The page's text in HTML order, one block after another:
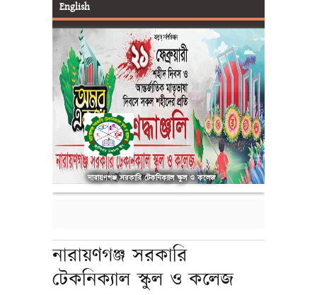
English
নারায়ণগঞ্জ সরকারি টেকনিক্যাল স্কুল ও কলেজ
আইডি কার্ড ও SMS
নারায়ণগঞ্জ সরকারি
টেকনিক্যাল স্কুল ও কলেজ